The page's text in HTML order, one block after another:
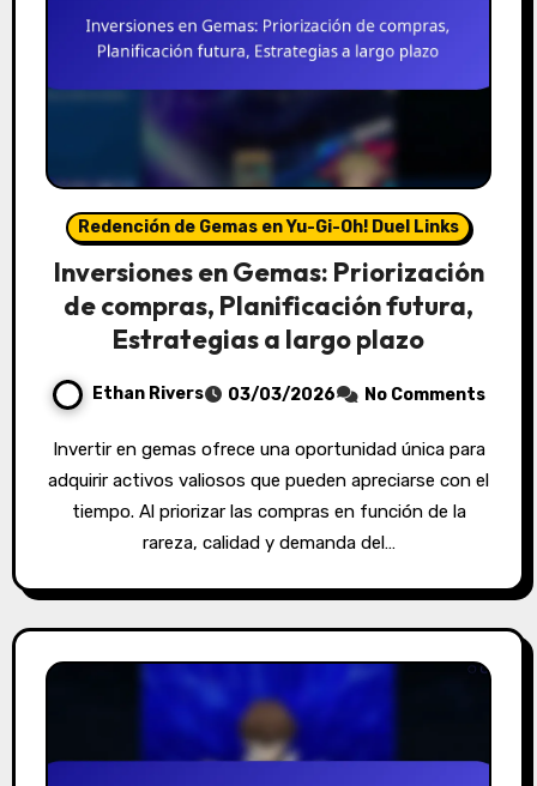
Redención de Gemas en Yu-Gi-Oh! Duel Links
Inversiones en Gemas: Priorización
de compras, Planificación futura,
Estrategias a largo plazo
Ethan Rivers 03/03/2026 No Comments
Invertir en gemas ofrece una oportunidad única para
adquirir activos valiosos que pueden apreciarse con el
tiempo. Al priorizar las compras en función de la
rareza, calidad y demanda del…